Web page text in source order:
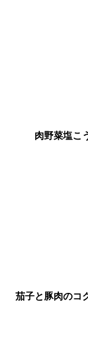
肉野菜塩こ
茄子と豚肉のコ